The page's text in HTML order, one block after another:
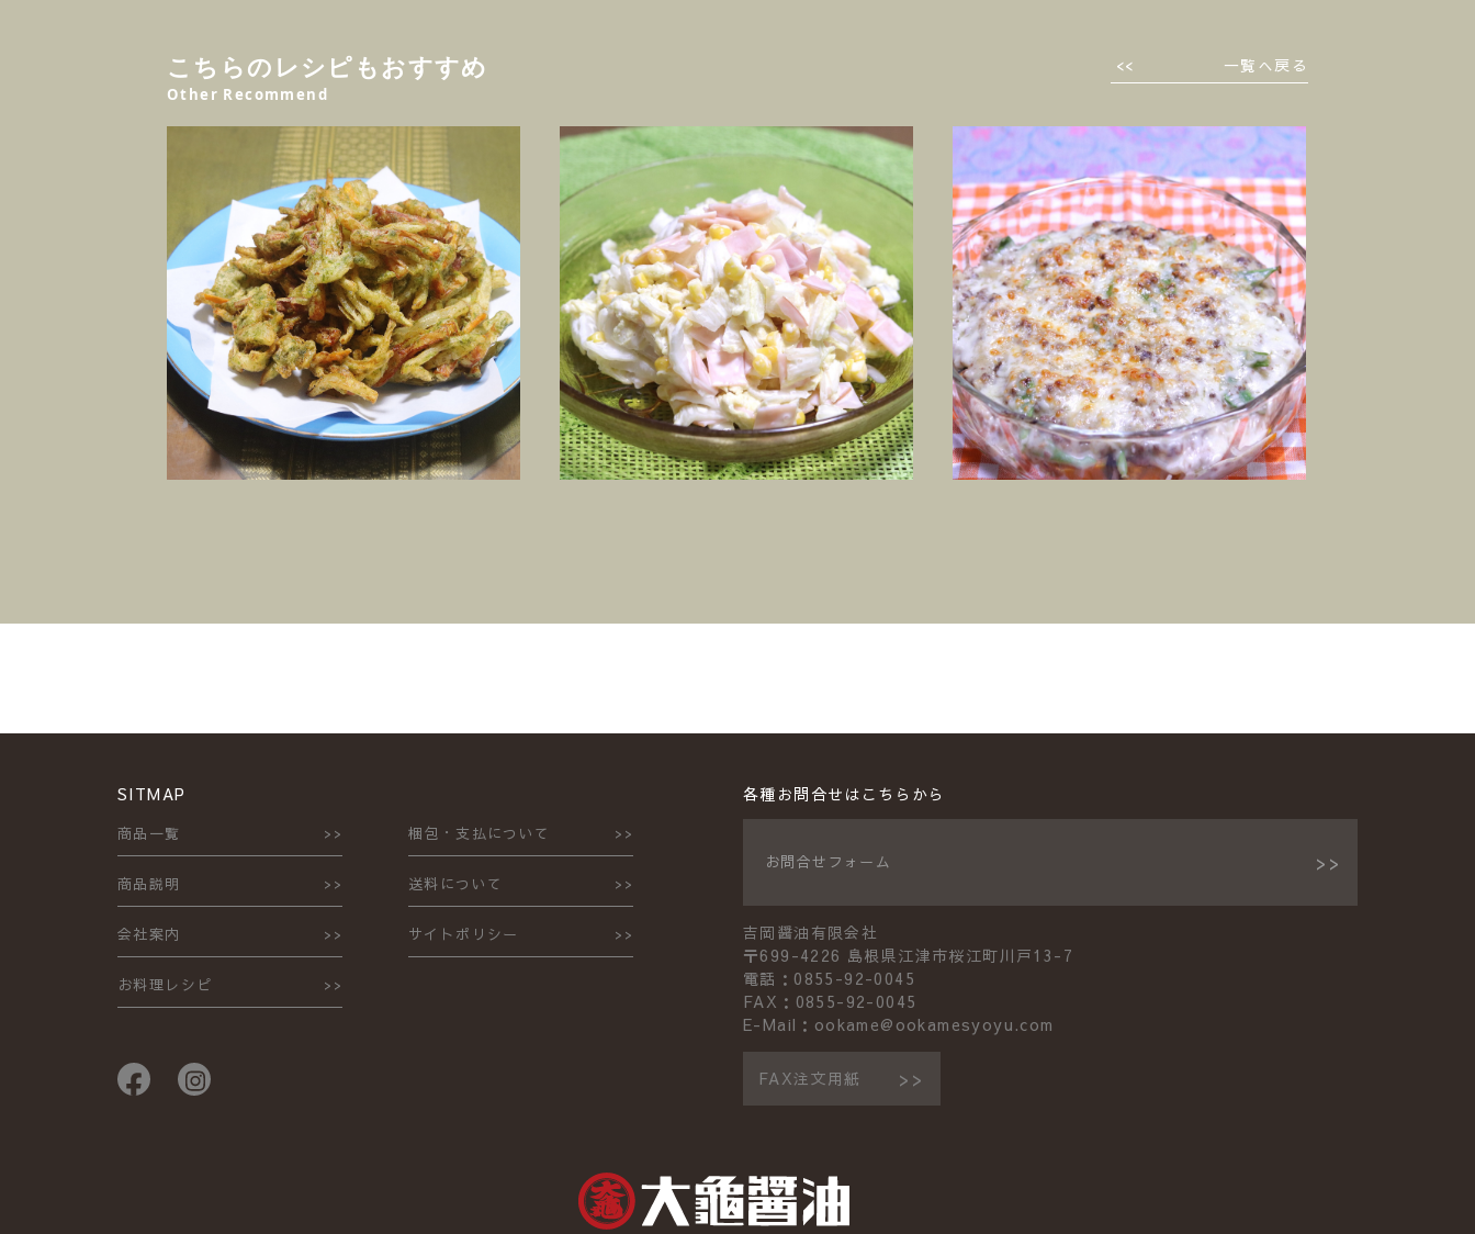
こちらのレシピもおすすめ
Other Recommend
一覧へ戻る
SITMAP
商品一覧
商品説明
会社案内
お料理レシピ
梱包・支払について
送料について
サイトポリシー
各種お問合せはこちらから
お問合せフォーム
吉岡醤油有限会社
〒699-4226 島根県江津市桜江町川戸13-7
電話：0855-92-0045
FAX：0855-92-0045
E-Mail：ookame@ookamesyoyu.com
FAX注文用紙